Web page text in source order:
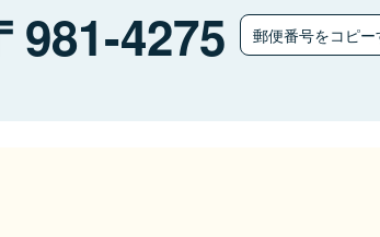
981-4275 郵便番号をコピー